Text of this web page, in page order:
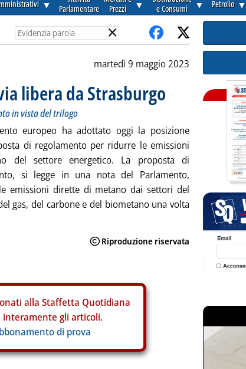
▼
Parlamentare
Prezzi
▼
e Consumi
▼ Petrolio ▼
×
martedì 9 maggio 2023
libera da Strasburgo
in vista del trilogo
europeo ha adottato oggi la posizione
di regolamento per ridurre le emissioni
del settore energetico. La proposta di
si legge in una nota del Parlamento,
emissioni dirette di metano dai settori del
gas, del carbone e del biometano una volta
alla Staffetta Quotidiana
interamente gli articoli.
di prova